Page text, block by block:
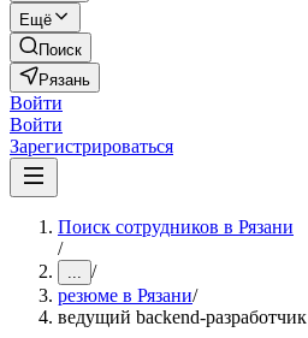
Ещё
Поиск
Рязань
Войти
Войти
Зарегистрироваться
Поиск сотрудников в Рязани
/
... /
резюме в Рязани/
ведущий backend-разработчик